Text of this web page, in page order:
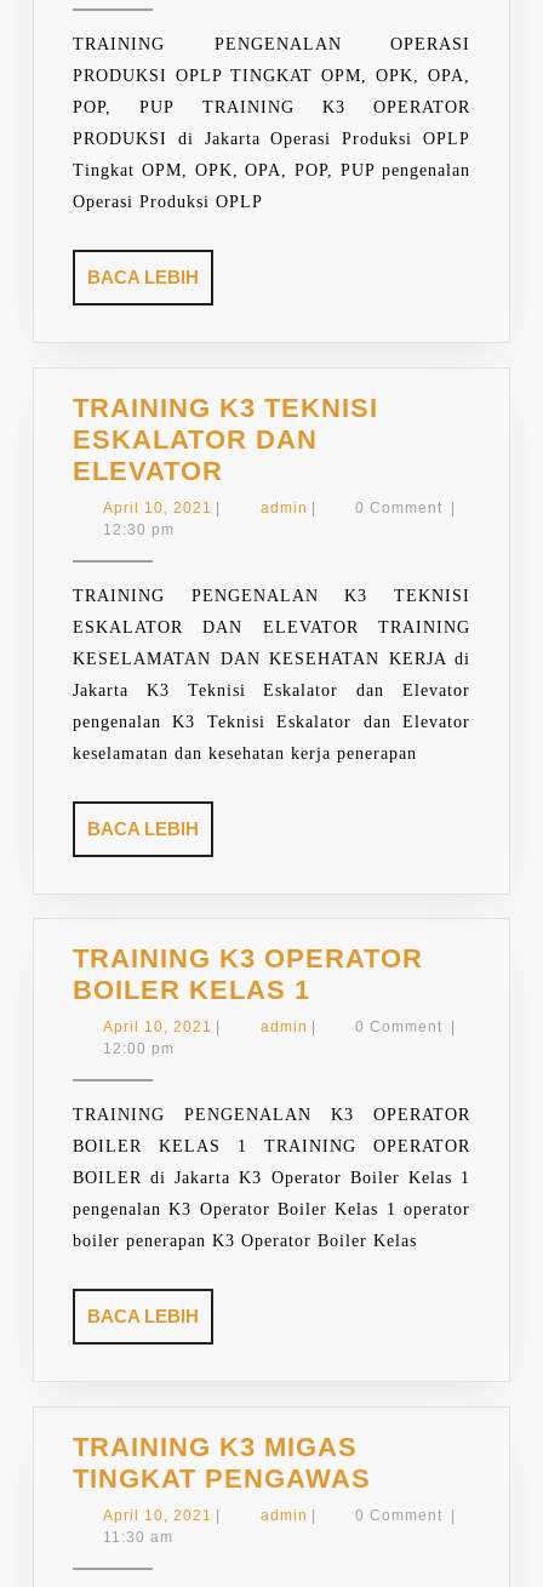
OPM,
OPK,
OPA,
POP,
TRAINING PENGENALAN OPERASI
PRODUKSI OPLP TINGKAT OPM, OPK, OPA,
POP, PUP TRAINING K3 OPERATOR
PRODUKSI di Jakarta Operasi Produksi OPLP
Tingkat OPM, OPK, OPA, POP, PUP pengenalan
Operasi Produksi OPLP
BACA LEBIH
LEBIH
TRAINING K3 TEKNISI
ESKALATOR DAN
ELEVATOR
DAN
ELEVATOR
April 10, 2021 April
| admin admin
| 0 Comment
|
12:30 pm
TRAINING PENGENALAN K3 TEKNISI
ESKALATOR DAN ELEVATOR TRAINING
KESELAMATAN DAN KESEHATAN KERJA di
Jakarta K3 Teknisi Eskalator dan Elevator
pengenalan K3 Teknisi Eskalator dan Elevator
keselamatan dan kesehatan kerja penerapan
BACA LEBIH
LEBIH
TRAINING K3 OPERATOR
BOILER KELAS 1
K3
KELAS
1
April 10, 2021 April
admin admin 0 Comment
12:00 pm
TRAINING PENGENALAN K3 OPERATOR
BOILER KELAS 1 TRAINING OPERATOR
BOILER di Jakarta K3 Operator Boiler Kelas 1
pengenalan K3 Operator Boiler Kelas 1 operator
boiler penerapan K3 Operator Boiler Kelas
BACA LEBIH
LEBIH
TRAINING K3 MIGAS
TINGKAT PENGAWAS
K3
April 10, 2021 April
admin admin 0 Comment
11:30 am